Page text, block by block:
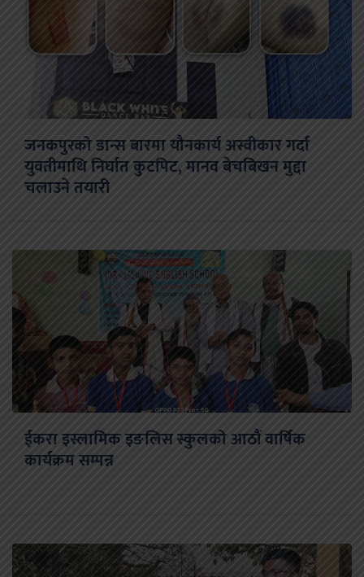
जनकपुरको डान्स बारमा यौनकार्य अस्वीकार गर्दा
युवतीमाथि निर्घात कुटपिट, मानव बेचबिखन मुद्दा
चलाउने तयारी
ईकरा इस्लामिक इङलिस स्कुलको आठौं वार्षिक
कार्यक्रम सम्पन्न